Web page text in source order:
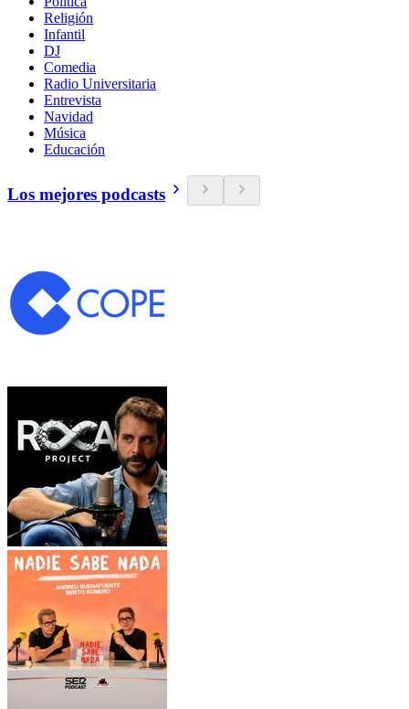
Religión
Infantil
DJ
Comedia
Radio Universitaria
Entrevista
Navidad
Música
Educación
Los mejores podcasts